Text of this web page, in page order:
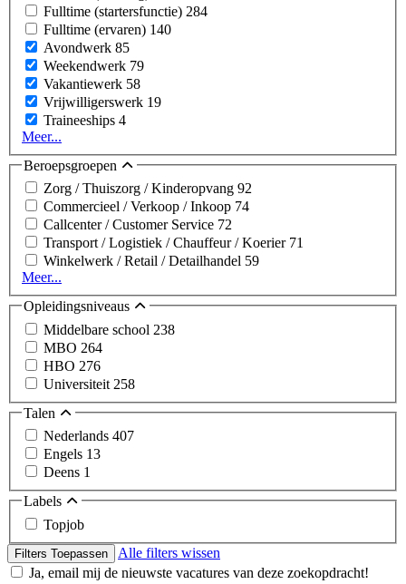
Fulltime (startersfunctie) 284
Fulltime (ervaren) 140
Avondwerk 85
Weekendwerk 79
Vakantiewerk 58
Vrijwilligerswerk 19
Traineeships 4
Meer...
Beroepsgroepen
Zorg / Thuiszorg / Kinderopvang 92
Commercieel / Verkoop / Inkoop 74
Callcenter / Customer Service 72
Transport / Logistiek / Chauffeur / Koerier 71
Winkelwerk / Retail / Detailhandel 59
Meer...
Opleidingsniveaus
Middelbare school 238
MBO 264
HBO 276
Universiteit 258
Talen
Nederlands 407
Engels 13
Deens 1
Labels
Topjob
Filters Toepassen
Alle filters wissen
Ja, email mij de nieuwste vacatures van deze zoekopdracht!